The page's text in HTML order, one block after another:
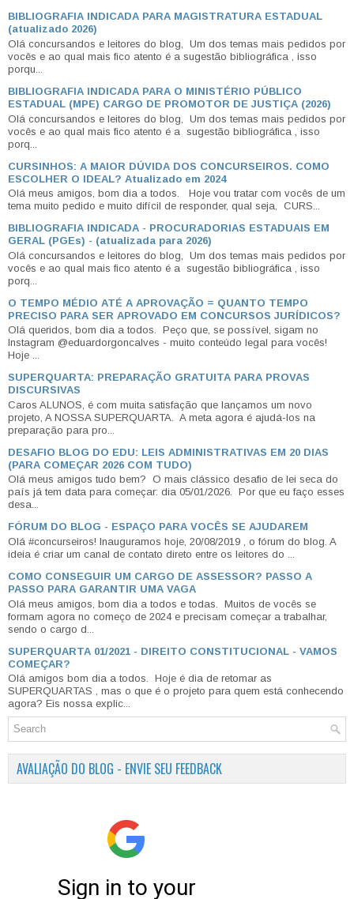
BIBLIOGRAFIA INDICADA PARA MAGISTRATURA ESTADUAL
(atualizado 2026)
Olá concursandos e leitores do blog, Um dos temas mais pedidos por
vocês e ao qual mais fico atento é a sugestão bibliográfica , isso
porqu...
BIBLIOGRAFIA INDICADA PARA O MINISTÉRIO PÚBLICO
ESTADUAL (MPE) CARGO DE PROMOTOR DE JUSTIÇA (2026)
Olá concursandos e leitores do blog, Um dos temas mais pedidos por
vocês e ao qual mais fico atento é a sugestão bibliográfica , isso
porq...
CURSINHOS: A MAIOR DÚVIDA DOS CONCURSEIROS. COMO
ESCOLHER O IDEAL? Atualizado em 2024
Olá meus amigos, bom dia a todos. Hoje vou tratar com vocês de um
tema muito pedido e muito difícil de responder, qual seja, CURS...
BIBLIOGRAFIA INDICADA - PROCURADORIAS ESTADUAIS EM
GERAL (PGEs) - (atualizada para 2026)
Olá concursandos e leitores do blog, Um dos temas mais pedidos por
vocês e ao qual mais fico atento é a sugestão bibliográfica , isso
porq...
O TEMPO MÉDIO ATÉ A APROVAÇÃO = QUANTO TEMPO
PRECISO PARA SER APROVADO EM CONCURSOS JURÍDICOS?
Olá queridos, bom dia a todos. Peço que, se possível, sigam no
Instagram @eduardorgoncalves - muito conteúdo legal para vocês!
Hoje ...
SUPERQUARTA: PREPARAÇÃO GRATUITA PARA PROVAS
DISCURSIVAS
Caros ALUNOS, é com muita satisfação que lançamos um novo
projeto, A NOSSA SUPERQUARTA. A meta agora é ajudá-los na
preparação para pro...
DESAFIO BLOG DO EDU: LEIS ADMINISTRATIVAS EM 20 DIAS
(PARA COMEÇAR 2026 COM TUDO)
Olá meus amigos tudo bem? O mais clássico desafio de lei seca do
país já tem data para começar: dia 05/01/2026. Por que eu faço esses
desa...
FÓRUM DO BLOG - ESPAÇO PARA VOCÊS SE AJUDAREM
Olá #concurseiros! Inauguramos hoje, 20/08/2019 , o fórum do blog. A
ideia é criar um canal de contato direto entre os leitores do ...
COMO CONSEGUIR UM CARGO DE ASSESSOR? PASSO A
PASSO PARA GARANTIR UMA VAGA
Olá meus amigos, bom dia a todos e todas. Muitos de vocês se
formam agora no começo de 2024 e precisam começar a trabalhar,
sendo o cargo d...
SUPERQUARTA 01/2021 - DIREITO CONSTITUCIONAL - VAMOS
COMEÇAR?
Olá amigos bom dia a todos. Hoje é dia de retomar as
SUPERQUARTAS , mas o que é o projeto para quem está conhecendo
agora? Eis nossa explic...
AVALIAÇÃO DO BLOG - ENVIE SEU FEEDBACK